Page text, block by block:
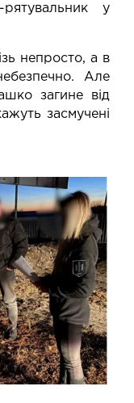
у
непросто, а в
Але
загине від
засмучені